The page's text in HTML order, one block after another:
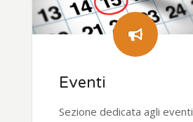
Eventi
Sezione dedicata agli eventi